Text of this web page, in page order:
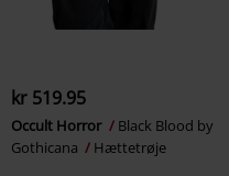
kr 519.95
Occult Horror
Black Blood by
Gothicana
Hættetrøje